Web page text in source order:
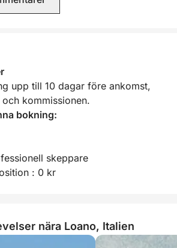
och låta vinden vägleda dig
sättet att uppleva havet.
i Marina di Loano, redo att följa
längs den liguriska
dig en oförglömlig upplevelse.
upp till 10 dagar före ankomst,
kommissionen.
bokning:
skeppare
: 0 kr
nära Loano, Italien